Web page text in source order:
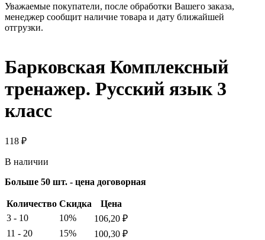
Уважаемые покупатели, после обработки Вашего заказа,
менеджер сообщит наличие товара и дату ближайшей
отгрузки.
Барковская Комплексный
тренажер. Русский язык 3
класс
118 ₽
В наличии
Больше 50 шт. - цена договорная
Количество Скидка
Цена
3 - 10
10% 106,20 ₽
11 - 20
15% 100,30 ₽